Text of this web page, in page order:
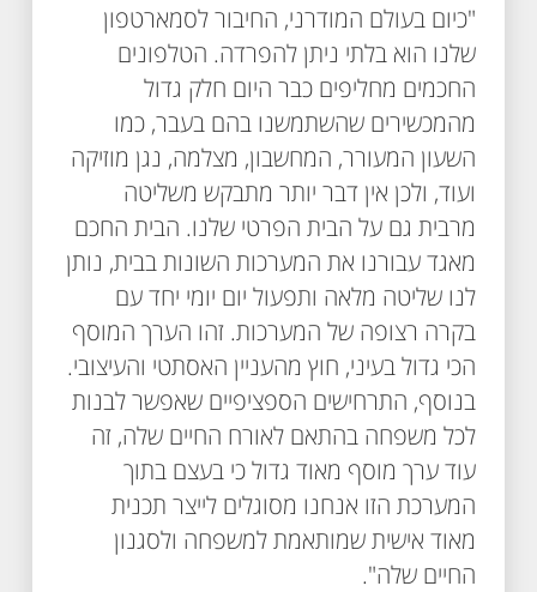
"כיום בעולם המודרני, החיבור לסמארטפון
שלנו הוא בלתי ניתן להפרדה. הטלפונים
החכמים מחליפים כבר היום חלק גדול
מהמכשירים שהשתמשנו בהם בעבר, כמו
השעון המעורר, המחשבון, מצלמה, נגן מוזיקה
ועוד, ולכן אין דבר יותר מתבקש משליטה
מרבית גם על הבית הפרטי שלנו. הבית החכם
מאגד עבורנו את המערכות השונות בבית, נותן
לנו שליטה מלאה ותפעול יום יומי יחד עם
בקרה רצופה של המערכות. זהו הערך המוסף
הכי גדול בעיני, חוץ מהעניין האסתטי והעיצובי.
בנוסף, התרחישים הספציפיים שאפשר לבנות
לכל משפחה בהתאם לאורח החיים שלה, זה
עוד ערך מוסף מאוד גדול כי בעצם בתוך
המערכת הזו אנחנו מסוגלים לייצר תכנית
מאוד אישית שמותאמת למשפחה ולסגנון
החיים שלה".